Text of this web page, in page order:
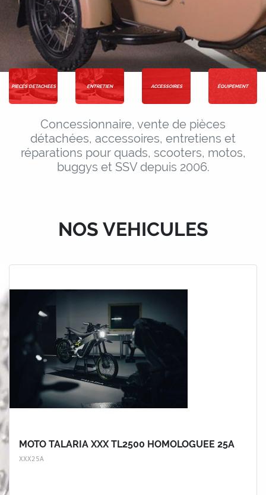
PIECES DETACHEES ENTRETIEN ACCESSOIRES ÉQUIPEMENT
Concessionnaire, vente de pièces
détachées, accessoires, entretiens et
réparations pour quads, scooters, motos,
buggys et SSV depuis 2006.
NOS VEHICULES
MOTO TALARIA XXX TL2500 HOMOLOGUEE 25A
XXX25A